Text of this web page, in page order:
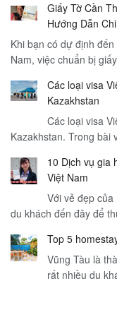
Giấy Tờ Cần
Hướng Dẫn
Khi bạn có dự định
Nam, việc chuẩn bị
Các loại visa
Kazakhstan
Các loại visa
Kazakhstan. Trong
10 Dịch vụ gia
Việt Nam
Với vẻ đẹp
du khách đến đây để
Top 5
Vũng Tàu là
rất nhiều du